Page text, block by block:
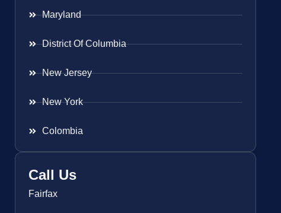
Maryland
District Of Columbia
New Jersey
New York
Colombia
Call Us
Fairfax